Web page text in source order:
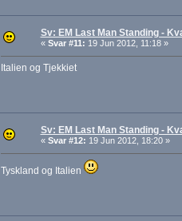
Sv: EM Last Man Standing -
« Svar #11: 19 Jun 2012, 11:18 »
Italien og Tjekkiet
Sv: EM Last Man Standing -
« Svar #12: 19 Jun 2012, 18:20 »
Tyskland og Italien